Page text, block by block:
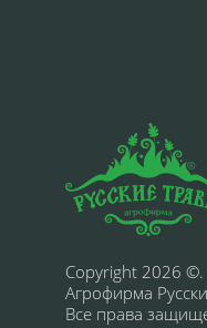
Copyright 2026 ©.
Агрофирма
Все права